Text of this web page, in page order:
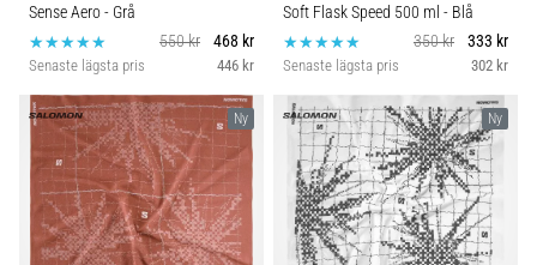
Sense Aero- Grå
550 kr
468 kr
Senaste lägsta pris 446 kr
Soft Flask Speed 500 ml - Blå
350 kr
333 kr
Senaste lägsta pris 302 kr
Ny Ny